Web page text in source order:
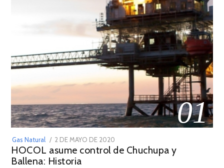
01
Gas Natural
POSTED
ON
2 DE MAYO DE 2020
DE
HOCOL asume control de Chuchupa y
Ballena: Historia